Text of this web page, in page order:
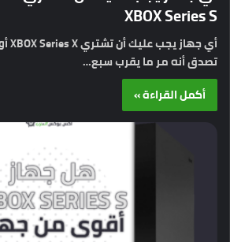
XBOX Series S
تصدق أنه مر ما يقرب سبع…
أكمل القراءة »